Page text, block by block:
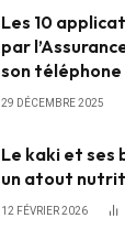
Les 10
par
son téléphone
29 DÉCEMBRE 2025
Le kaki et ses
un atout
12 FÉVRIER 2026